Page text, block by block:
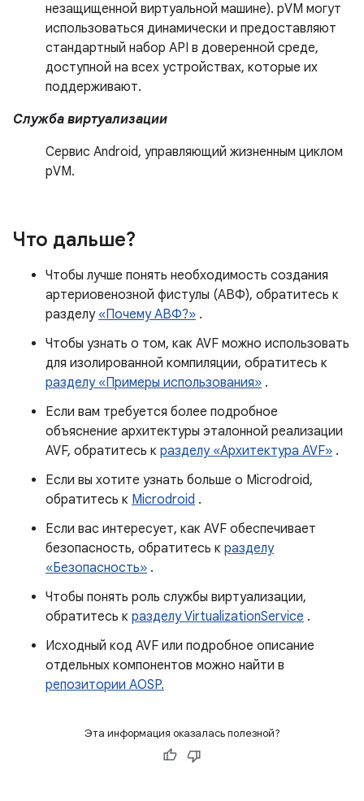
незащищенной виртуальной машине). pVM могут
использоваться динамически и предоставляют
стандартный набор API в доверенной среде,
доступной на всех устройствах, которые их
поддерживают.
Служба виртуализации
Сервис Android, управляющий жизненным циклом
pVM.
Что дальше?
Чтобы лучше понять необходимость создания
артериовенозной фистулы (АВФ), обратитесь к
разделу «Почему АВФ?» .
Чтобы узнать о том, как AVF можно использовать
для изолированной компиляции, обратитесь к
разделу «Примеры использования» .
Если вам требуется более подробное
объяснение архитектуры эталонной реализации
AVF, обратитесь к разделу «Архитектура AVF» .
Если вы хотите узнать больше о Microdroid,
обратитесь к Microdroid .
Если вас интересует, как AVF обеспечивает
безопасность, обратитесь к разделу
«Безопасность» .
Чтобы понять роль службы виртуализации,
обратитесь к разделу VirtualizationService .
Исходный код AVF или подробное описание
отдельных компонентов можно найти в
репозитории AOSP.
Эта информация оказалась полезной?